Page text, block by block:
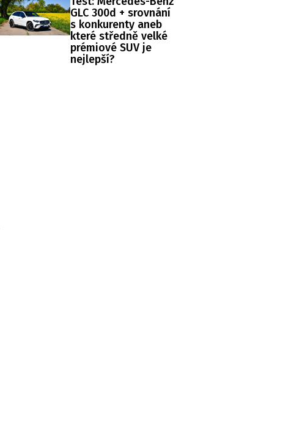
GLC 300d + srovnání
s konkurenty aneb
které středně velké
prémiové SUV je
nejlepší?